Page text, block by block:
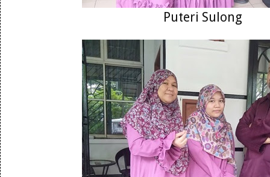
Puteri Sulong